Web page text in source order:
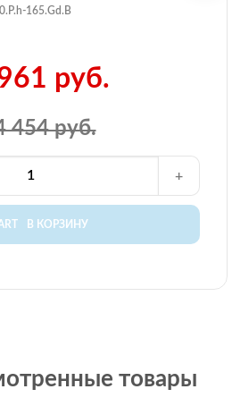
165.Gd.B
454 руб.
руб.
В КОРЗИНУ
+
товары